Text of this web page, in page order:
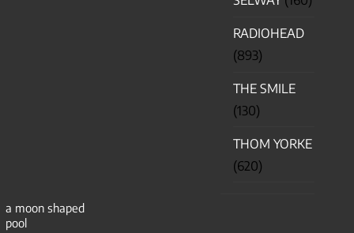
RADIOHEAD
(893)
THE SMILE
(130)
THOM YORKE
(620)
a moon shaped
pool